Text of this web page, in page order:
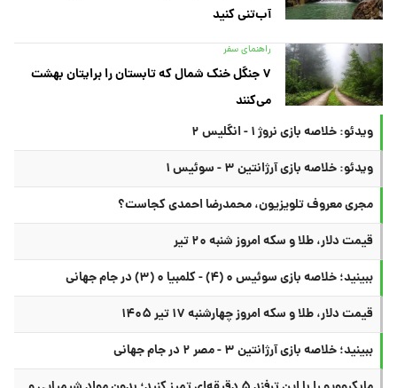
آب‌تنی کنید
راهنمای سفر
۷ جنگل خنک شمال که تابستان را برایتان بهشت
می‌کنند
ویدئو: خلاصه بازی نروژ ۱ - انگلیس ۲
ویدئو: خلاصه بازی آرژانتین ۳ - سوئیس ۱
مجری معروف تلویزیون، محمدرضا احمدی کجاست؟
قیمت دلار، طلا و سکه امروز شنبه ۲۰ تیر
ببینید؛ خلاصه بازی سوئیس ۰ (۴) - کلمبیا ۰ (۳) در جام جهانی
قیمت دلار، طلا و سکه امروز چهارشنبه ۱۷ تیر ۱۴۰۵
ببینید؛ خلاصه بازی آرژانتین ۳ - مصر ۲ در جام جهانی